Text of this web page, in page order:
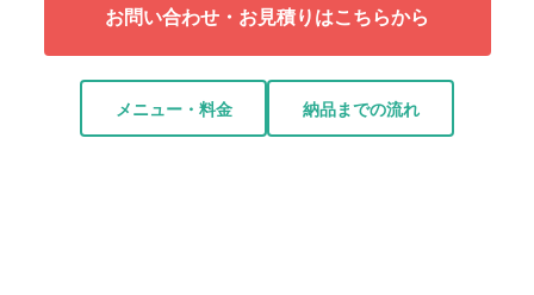
お問い合わせ・お見積りはこちらから
メニュー・料金 納品までの流れ